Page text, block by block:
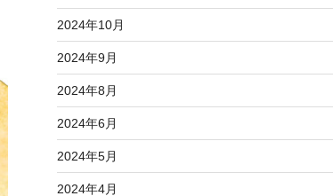
2024年10月
2024年9月
2024年8月
2024年6月
2024年5月
2024年4月